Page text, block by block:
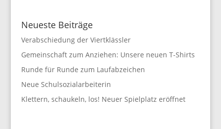
Neueste Beiträge
Verabschiedung der Viertklässler
Gemeinschaft zum Anziehen: Unsere neuen T-Shirts
Runde für Runde zum Laufabzeichen
Neue Schulsozialarbeiterin
Klettern, schaukeln, los! Neuer Spielplatz eröffnet